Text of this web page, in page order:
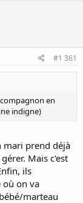
#1 361
en
indigne)
mari prend déjà
Mais c'est
ils
où on va
marteau